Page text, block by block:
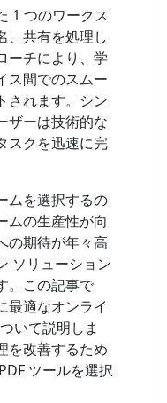
1 つのワークス
、共有を処理し
ーチにより、学
ス間でのスムー
されます。シン
ザーは技術的な
スクを迅速に完
ムを選択するの
ムの生産性が向
の期待が年々高
ソリューション
。この記事で
最適なオンライ
いて説明しま
を改善するため
ツールを選択